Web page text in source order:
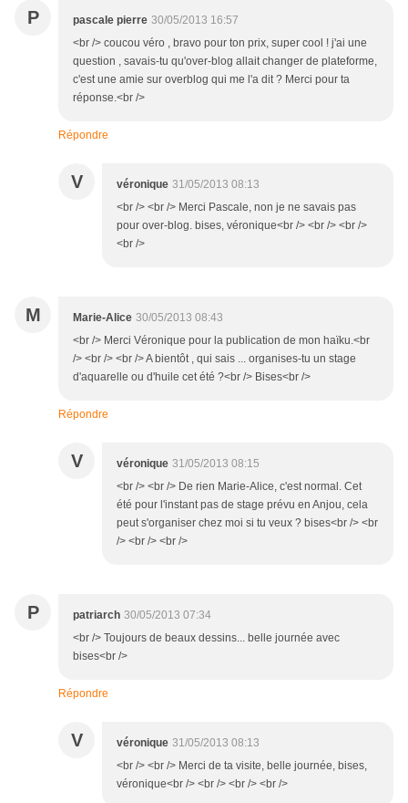
P pascale pierre 30/05/2013 16:57
<br /> coucou véro , bravo pour ton prix, super cool ! j'ai une
question , savais-tu qu'over-blog allait changer de plateforme,
c'est une amie sur overblog qui me l'a dit ? Merci pour ta
réponse.<br />
Répondre
V véronique 31/05/2013 08:13
<br /> <br /> Merci Pascale, non je ne savais pas
pour over-blog. bises, véronique<br /> <br /> <br />
<br />
M Marie-Alice 30/05/2013 08:43
<br /> Merci Véronique pour la publication de mon haïku.<br
/> <br /> <br /> A bientôt , qui sais ... organises-tu un stage
d'aquarelle ou d'huile cet été ?<br /> Bises<br />
Répondre
V véronique 31/05/2013 08:15
<br /> <br /> De rien Marie-Alice, c'est normal. Cet
été pour l'instant pas de stage prévu en Anjou, cela
peut s'organiser chez moi si tu veux ? bises<br /> <br
/> <br /> <br />
P patriarch 30/05/2013 07:34
<br /> Toujours de beaux dessins... belle journée avec
bises<br />
Répondre
V véronique 31/05/2013 08:13
<br /> <br /> Merci de ta visite, belle journée, bises,
véronique<br /> <br /> <br /> <br />